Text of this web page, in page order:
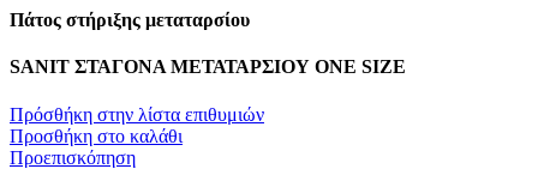
Πάτος στήριξης μεταταρσίου
SANIT ΣΤΑΓΟΝΑ ΜΕΤΑΤΑΡΣΙΟΥ ΟΝΕ SIZE
Πρόσθήκη στην λίστα επιθυμιών
Προσθήκη στο καλάθι
Προεπισκόπηση